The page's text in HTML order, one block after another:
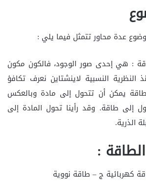
عدة محاور تتمثل فيما يلي :
: هي إحدى صور الوجود، فالكون مكون
النسبية لاينشتاين نعرف تكافؤ
يمكن أن تتحول إلى مادة وبالعكس
إلى طاقة. وقد رأينا تحول المادة إلى
الذرية.
الطاقة :
كهربائية ج – طاقة نووية